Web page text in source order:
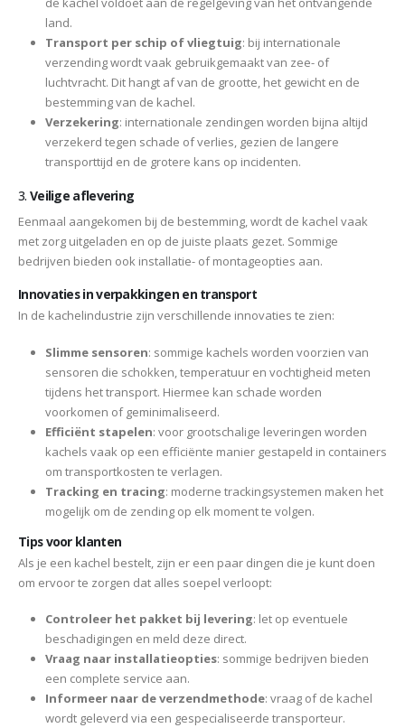
land.
Transport per schip of vliegtuig: bij internationale
verzending wordt vaak gebruikgemaakt van zee- of
luchtvracht. Dit hangt af van de grootte, het gewicht en de
bestemming van de kachel.
Verzekering: internationale zendingen worden bijna altijd
verzekerd tegen schade of verlies, gezien de langere
transporttijd en de grotere kans op incidenten.
3. Veilige aflevering
Eenmaal aangekomen bij de bestemming, wordt de kachel vaak
met zorg uitgeladen en op de juiste plaats gezet. Sommige
bedrijven bieden ook installatie- of montageopties aan.
Innovaties in verpakkingen en transport
In de kachelindustrie zijn verschillende innovaties te zien:
Slimme sensoren: sommige kachels worden voorzien van
sensoren die schokken, temperatuur en vochtigheid meten
tijdens het transport. Hiermee kan schade worden
voorkomen of geminimaliseerd.
Efficiënt stapelen: voor grootschalige leveringen worden
kachels vaak op een efficiënte manier gestapeld in containers
om transportkosten te verlagen.
Tracking en tracing: moderne trackingsystemen maken het
mogelijk om de zending op elk moment te volgen.
Tips voor klanten
Als je een kachel bestelt, zijn er een paar dingen die je kunt doen
om ervoor te zorgen dat alles soepel verloopt:
Controleer het pakket bij levering: let op eventuele
beschadigingen en meld deze direct.
Vraag naar installatieopties: sommige bedrijven bieden
een complete service aan.
Informeer naar de verzendmethode: vraag of de kachel
wordt geleverd via een gespecialiseerde transporteur.